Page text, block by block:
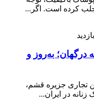
کرده است. اگر...
درگهان؛ به‌روز و
تجاری جزیره قشم،
در ایران...